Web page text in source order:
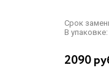
Срок
В
2090